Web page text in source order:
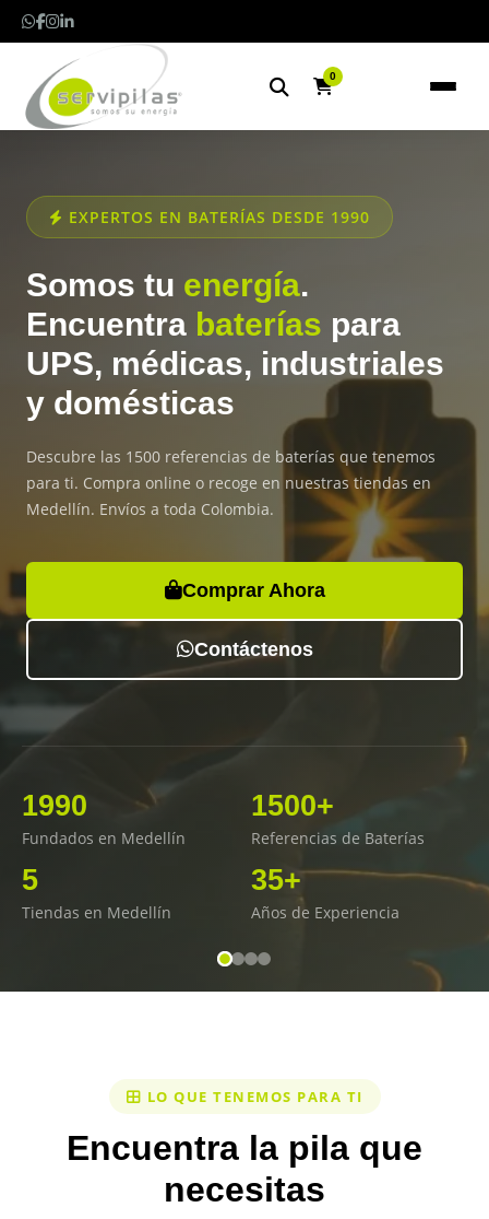
0
EXPERTOS EN BATERÍAS DESDE 1990
Somos tu energía.
Encuentra baterías para
UPS, médicas, industriales
y domésticas
Descubre las 1500 referencias de baterías que tenemos
para ti. Compra online o recoge en nuestras tiendas en
Medellín. Envíos a toda Colombia.
Comprar Ahora
Contáctenos
1990
Fundados en Medellín
1500+
Referencias de Baterías
5
Tiendas en Medellín
35+
Años de Experiencia
LO QUE TENEMOS PARA TI
Encuentra la pila que
necesitas